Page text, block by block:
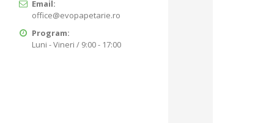
Email:
office@evopapetarie.ro
Program:
Luni - Vineri / 9:00 - 17:00